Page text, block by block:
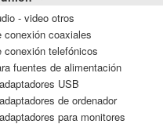
- video otros
conexión coaxiales
conexión telefónicos
fuentes de alimentación
USB
de ordenador
para monitores